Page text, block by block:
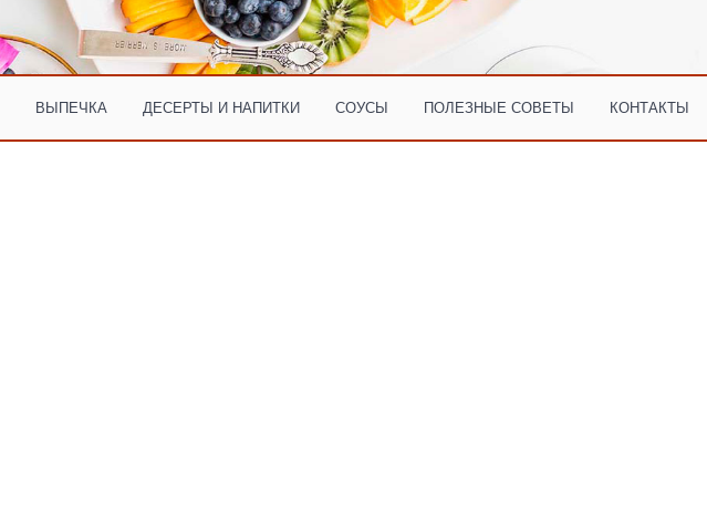
ВЫПЕЧКА ДЕСЕРТЫ И НАПИТКИ СОУСЫ ПОЛЕЗНЫЕ СОВЕТЫ КОНТАКТЫ